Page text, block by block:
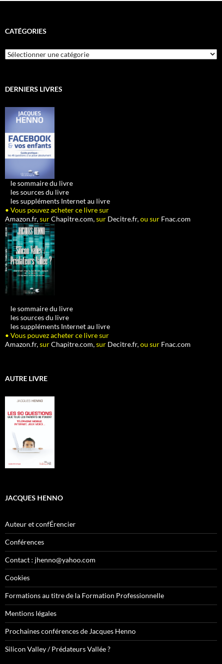
CATÉGORIES
Catégories
DERNIERS LIVRES
le sommaire du livre
les sources du livre
les suppléments Internet au livre
• Vous pouvez acheter ce livre sur
Amazon.fr,surChapitre.com,sur Decitre.fr,ou sur Fnac.com
le sommaire du livre
les sources du livre
les suppléments Internet au livre
• Vous pouvez acheter ce livre sur
Amazon.fr,surChapitre.com,sur Decitre.fr,ou sur Fnac.com
AUTRE LIVRE
JACQUES HENNO
Auteur et confÉrencier
Conférences
Contact : jhenno@yahoo.com
Cookies
Formations au titre de la Formation Professionnelle
Mentions légales
Prochaines conférences de Jacques Henno
Silicon Valley / Prédateurs Vallée ?